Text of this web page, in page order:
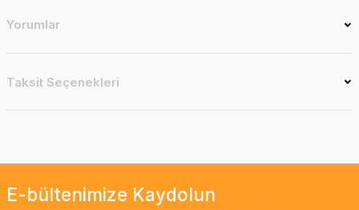
Yorumlar
Taksit Seçenekleri
E-bültenimize Kaydolun